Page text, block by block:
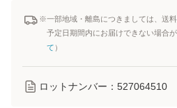
※一部地域・離島につきましては、送
予定日期間内にお届けできない場合
て ）
ロットナンバー： 527064510